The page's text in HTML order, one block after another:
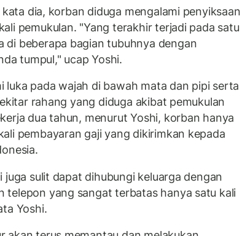
dia, korban diduga mengalami penyiksaan
pemukulan. "Yang terakhir terjadi pada satu
di beberapa bagian tubuhnya dengan
tumpul," ucap Yoshi.
luka pada wajah di bawah mata dan pipi serta
rahang yang diduga akibat pemukulan
dua tahun, menurut Yoshi, korban hanya
pembayaran gaji yang dikirimkan kepada
juga sulit dapat dihubungi keluarga dengan
telepon yang sangat terbatas hanya satu kali
Yoshi.